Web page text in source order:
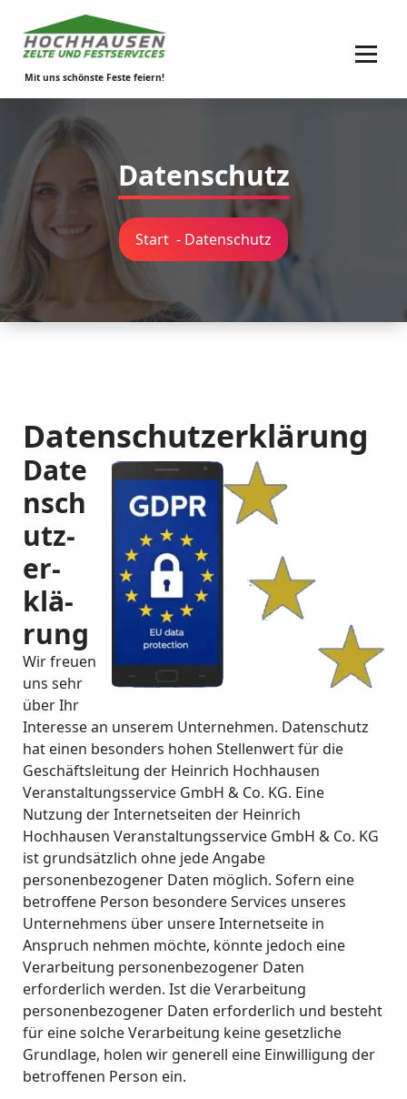
Inhalt
springen
Mit uns schönste Feste feiern!
Datenschutz
Start - Datenschutz
Datenschutzerklä­rung
Date
nsch
utz­
er­
klä­
rung
Wir freuen
uns sehr
über Ihr
Interesse an unserem Unternehmen. Datenschutz
hat einen besonders hohen Stellenwert für die
Geschäftsleitung der Heinrich Hochhausen
Veranstaltungsservice GmbH & Co. KG. Eine
Nutzung der Internetseiten der Heinrich
Hochhausen Veranstaltungsservice GmbH & Co. KG
ist grundsätzlich ohne jede Angabe
personenbezogener Daten möglich. Sofern eine
betroffene Person besondere Services unseres
Unternehmens über unsere Internetseite in
Anspruch nehmen möchte, könnte jedoch eine
Verarbeitung personenbezogener Daten
erforderlich werden. Ist die Verarbeitung
personenbezogener Daten erforderlich und besteht
für eine solche Verarbeitung keine gesetzliche
Grundlage, holen wir generell eine Einwilligung der
betroffenen Person ein.